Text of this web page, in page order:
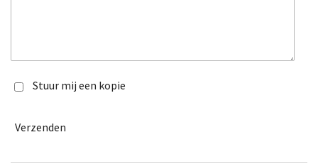
Stuur mij een kopie
Verzenden